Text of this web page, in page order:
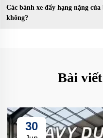
Các bánh xe đẩy hạng nặng
không?
Bài
30